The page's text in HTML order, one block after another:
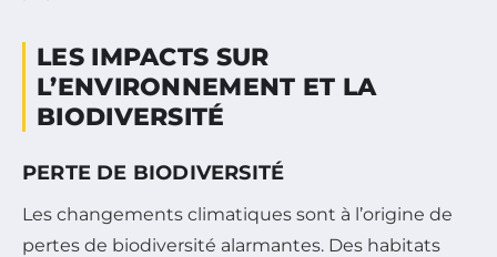
LES IMPACTS SUR
L’ENVIRONNEMENT ET LA
BIODIVERSITÉ
PERTE DE BIODIVERSITÉ
Les changements climatiques sont à l’origine de
pertes de biodiversité alarmantes. Des habitats